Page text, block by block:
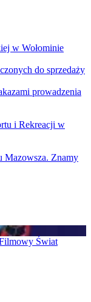
w Wołominie
do sprzedaży
prowadzenia
i Rekreacji w
Mazowsza. Znamy
Świat